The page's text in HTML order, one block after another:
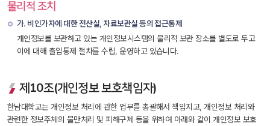
물리적 조치
가. 비인가자에 대한 전산실, 자료보관실 등의 접근통제
개인정보를 보관하고 있는 개인정보시스템의 물리적 보관 장소를 별도로 두고
이에 대해 출입통제 절차를 수립, 운영하고 있습니다.
제10조(개인정보 보호책임자)
한남대학교는 개인정보 처리에 관한 업무를 총괄해서 책임지고, 개인정보 처리와
관련한 정보주체의 불만처리 및 피해구제 등을 위하여 아래와 같이 개인정보 보호